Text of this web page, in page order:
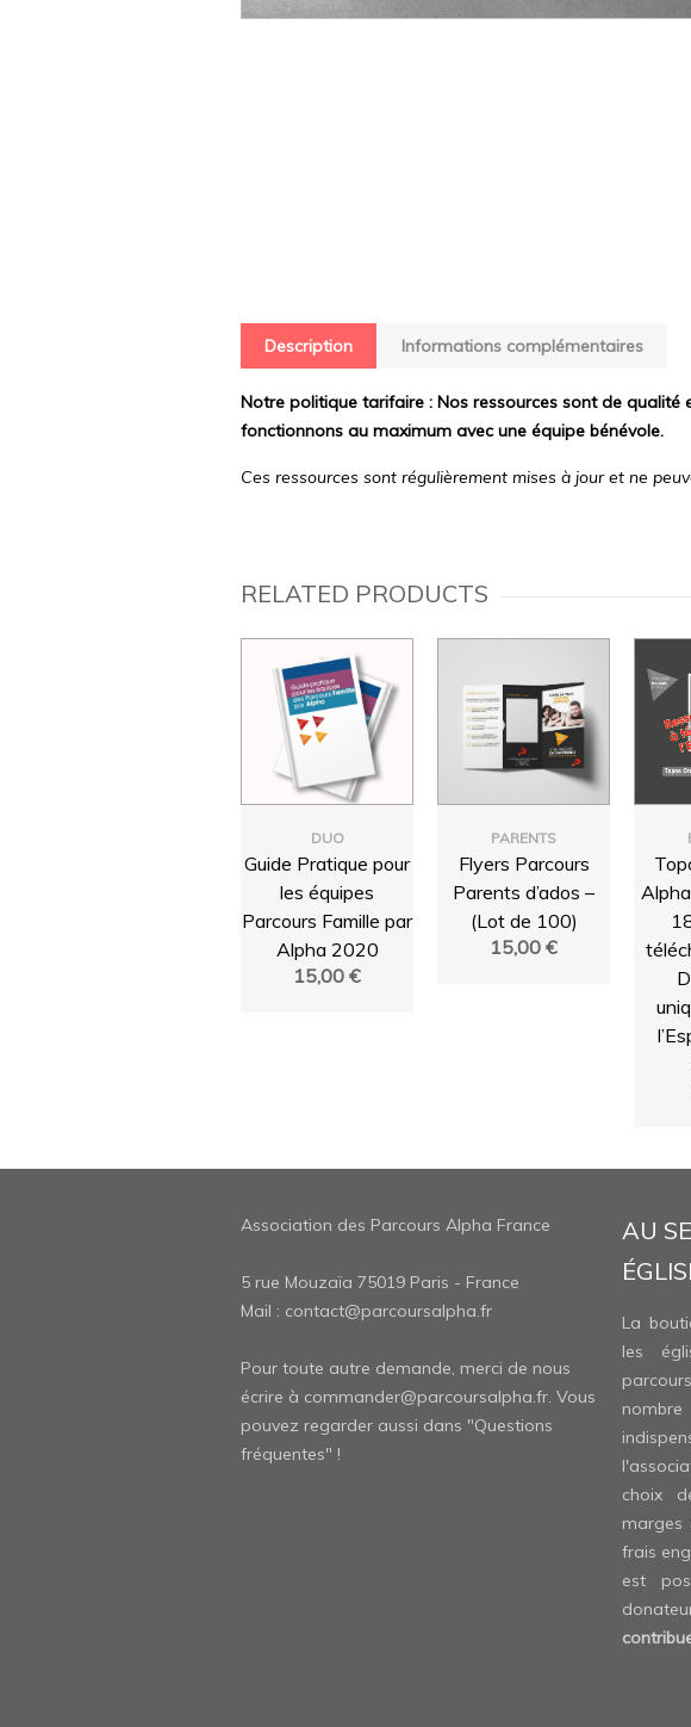
Description Informations complémentaires
Notre politique tarifaire : Nos ressources sont de qualité
fonctionnons au maximum avec une équipe bénévole.
Ces ressources sont régulièrement mises à jour et ne
RELATED PRODUCTS
DUO
Guide Pratique pour
les équipes
Parcours Famille par
Alpha 2020
15,00 €
PARENTS
Flyers Parcours
Parents d’ados –
(Lot de 100)
15,00 €
Association des Parcours Alpha France
5 rue Mouzaïa 75019 Paris - France
Mail : contact@parcoursalpha.fr
Pour toute autre demande, merci de nous
écrire à commander@parcoursalpha.fr. Vous
pouvez regarder aussi dans "Questions
fréquentes" !
AU
La
les
choix
marges
frais
est